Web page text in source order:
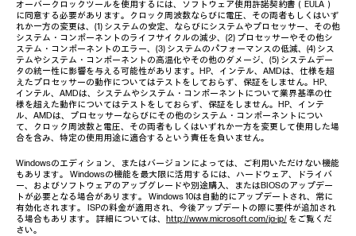
オーバークロックツールを使用するには、ソフトウェア使用許諾契約書（EULA）
に同意する必要があります。クロック周波数ならびに電圧、その両者もしくはいず
れか一方の変更は、(1) システムの安定、ならびにシステムやプロセッサー、その他
システム・コンポーネントのライフサイクルの減少、(2) プロセッサーやその他シ
ステム・コンポーネントのエラー、(3) システムのパフォーマンスの低減、(4) シス
テムやシステム・コンポーネントの高温化やその他のダメージ、(5) システムデー
タの統一性に影響を与える可能性があります。HP、インテル、AMDは、仕様を超
えたプロセッサーの動作についてはテストをしておらず、保証をしません。HP、
インテル、AMDは、システムやシステム・コンポーネントについて業界基準の仕
様を超えた動作についてはテストをしておらず、保証をしません。HP、インテ
ル、AMDは、プロセッサーならびにその他のシステム・コンポーネントについ
て、クロック周波数と電圧、その両者もしくはいずれか一方を変更して使用した場
合を含み、特定の使用用途に適合するという責任を負いません。
Windowsのエディション、またはバージョンによっては、ご利用いただけない機能
もあります。 Windowsの機能を最大限に活用するには、ハードウェア、ドライバ
ー、およびソフトウェアのアップグレードや別途購入、またはBIOSのアップデー
トが必要となる場合があります。 Windows 10は自動的にアップデートされ、常に
有効化されます。 ISPの料金が適用され、今後アップデートの際に要件が追加され
る場合もあります。 詳細については、 http://www.microsoft.com/ja-jp/ をご覧くだ
さい。